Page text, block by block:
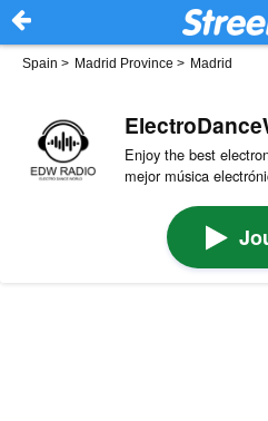
Spain > Madrid Province > Madrid
Enjoy the best
mejor música